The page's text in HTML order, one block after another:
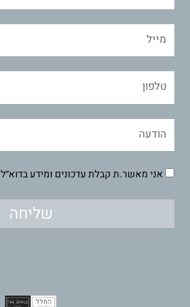
אני מאשר.ת קבלת עדכונים ומידע בדוא״ל
שליחה